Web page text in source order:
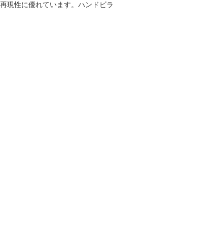
現性に優れています。ハンドビラ